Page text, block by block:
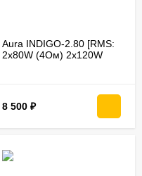
Aura INDIGO-2.80 [RMS:
2x80W (4Ом) 2x120W
8 500 ₽